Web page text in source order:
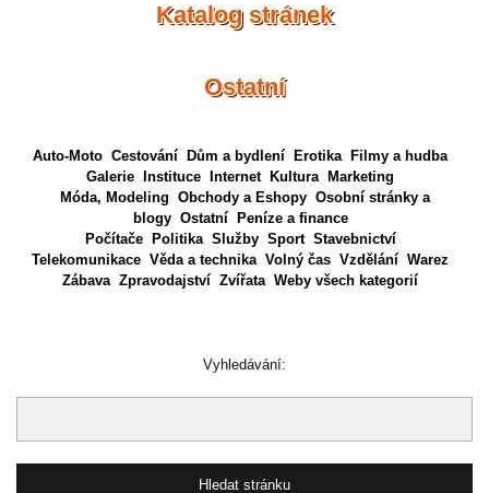
Katalog stránek
Ostatní
Auto-Moto Cestování Dům a bydlení Erotika
Filmy a hudba
Galerie
Instituce Internet Kultura
Marketing
Móda, Modeling Obchody a Eshopy Osobní stránky a
blogy Ostatní
Peníze a finance
Počítače
Politika Služby Sport Stavebnictví
Telekomunikace Věda a technika Volný čas Vzdělání Warez
Zábava Zpravodajství Zvířata Weby všech kategorií
Vyhledávání: